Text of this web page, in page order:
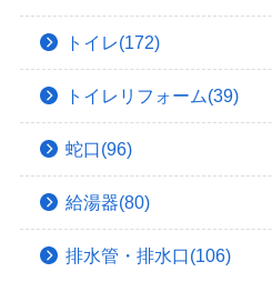
トイレ(172)
トイレリフォーム(39)
蛇口(96)
給湯器(80)
排水管・排水口(106)